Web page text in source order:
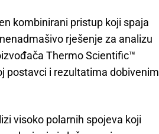
kombinirani pristup koji spaja
rješenje za analizu
Thermo Scientific™
postavci i rezultatima dobivenim
visoko polarnih spojeva koji